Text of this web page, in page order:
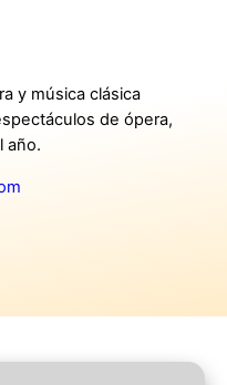
y música clásica
de ópera,
año.